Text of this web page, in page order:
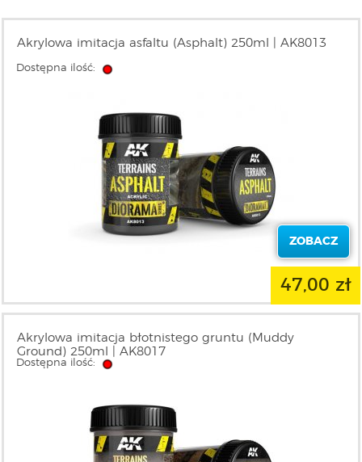
Akrylowa imitacja asfaltu (Asphalt) 250ml | AK8013
Dostępna ilość:
ZOBACZ
47,00 zł
Akrylowa imitacja błotnistego gruntu (Muddy
Ground) 250ml | AK8017
Dostępna ilość: